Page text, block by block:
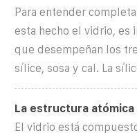
Para entender
esta hecho el vidrio, es
que desempeñan los
sílice, sosa y cal. La
La estructura atómica
El vidrio está